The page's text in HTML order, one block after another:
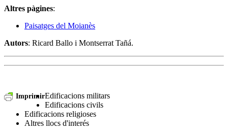
Altres pàgines:
Paisatges del Moianès
Autors: Ricard Ballo i Montserrat Tañá.
ImprimirEdificacions militars
Edificacions civils
Edificacions religioses
Altres llocs d'interés